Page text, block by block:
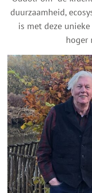
duurzaamheid,
is met deze
hoger